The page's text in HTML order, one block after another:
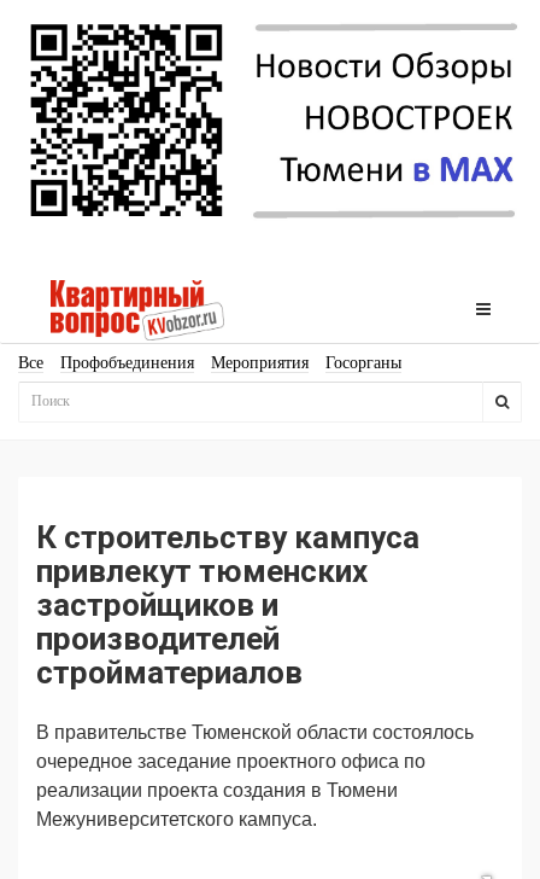
Все Профобъединения Мероприятия Госорганы
Новостройки
Продвижение
Ещё
К строительству кампуса
привлекут тюменских
застройщиков и
производителей
стройматериалов
В правительстве Тюменской области состоялось
очередное заседание проектного офиса по
реализации проекта создания в Тюмени
Межуниверситетского кампуса.